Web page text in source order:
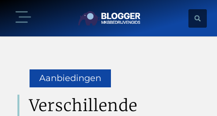
Aanbiedingen
Verschillende